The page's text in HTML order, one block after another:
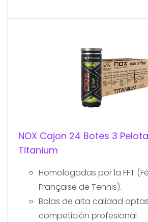
NOX Cajon 24 Botes 3
Titanium
Homologadas por la FFT
Française de Tennis).
Bolas de alta calidad
competición profesional